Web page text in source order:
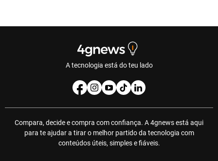
A tecnologia está do teu lado
Compara, decide e compra com confiança. A 4gnews está aqui
para te ajudar a tirar o melhor partido da tecnologia com
conteúdos úteis, simples e fiáveis.